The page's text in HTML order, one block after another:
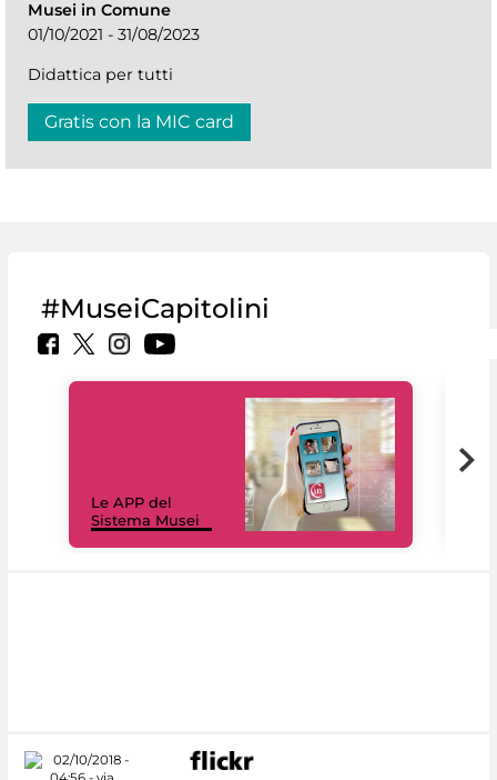
Musei in Comune
01/10/2021 - 31/08/2023
Didattica per tutti
Gratis con la MIC card
#MuseiCapitolini
Le APP del
Sistema Musei